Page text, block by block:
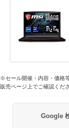
※セール開催・内容・価格
販売ページ上でご確認くださ
Google